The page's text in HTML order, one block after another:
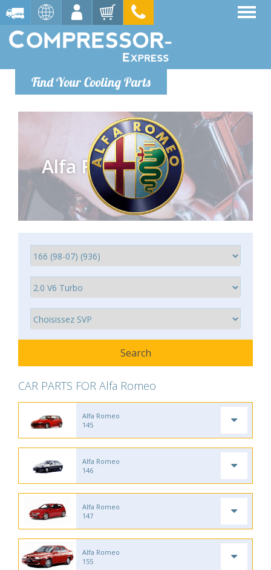
Find Your Cooling Parts
Alfa Romeo
CAR PARTS FOR Alfa Romeo
Alfa Romeo
145
Alfa Romeo
146
Alfa Romeo
147
Alfa Romeo
155